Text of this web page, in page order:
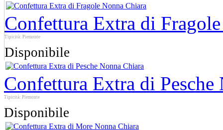
Confettura Extra di
Tipicità: Piemonte
Disponibile
Confettura Extra di Pesche
Tipicità: Piemonte
Disponibile